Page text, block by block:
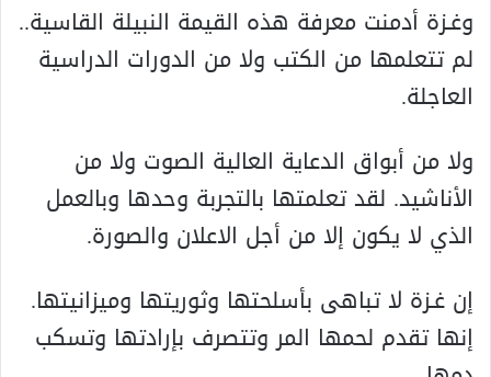
وغـزة أدمنت معرفة هذه القيمة النبيلة القاسية..
لم تتعلمها من الکتب ولا من الدورات الدراسية
العاجلة.
ولا من أبواق الدعاية العالية الصوت ولا من
الأناشيد. لقد تعلمتها بالتجربة وحدها وبالعمل
الذي لا يکون إلا من أجل الاعلان والصورة.
إن غـزة لا تباهى بأسلحتها وثوريتها وميزانيتها.
إنها تقدم لحمها المر وتتصرف بإرادتها وتسکب